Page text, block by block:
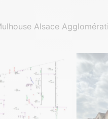
Alsace